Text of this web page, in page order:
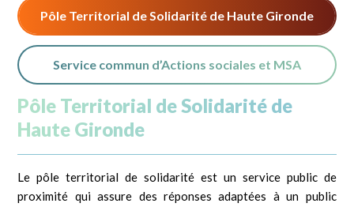
Pôle Territorial de Solidarité de Haute Gironde
Service commun d’Actions sociales et MSA
Pôle Territorial de Solidarité de
Haute Gironde
Le pôle territorial de solidarité est un service public de
proximité qui assure des réponses adaptées à un public